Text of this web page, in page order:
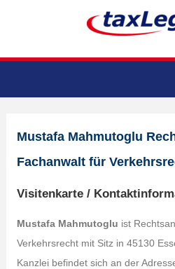
Mustafa Mahmutoglu
Fachanwalt für
Visitenkarte /
Mustafa Mahmutoglu ist
Verkehrsrecht mit Sitz in 45130
Kanzlei befindet sich an der